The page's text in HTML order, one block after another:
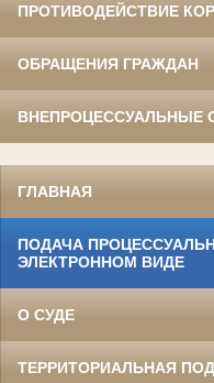
ПРОТИВОДЕЙСТВИЕ
ОБРАЩЕНИЯ ГРАЖДАН
ВНЕПРОЦЕССУАЛЬНЫЕ
ГЛАВНАЯ
ПОДАЧА
ЭЛЕКТРОННОМ ВИДЕ
О СУДЕ
ТЕРРИТОРИАЛЬНАЯ